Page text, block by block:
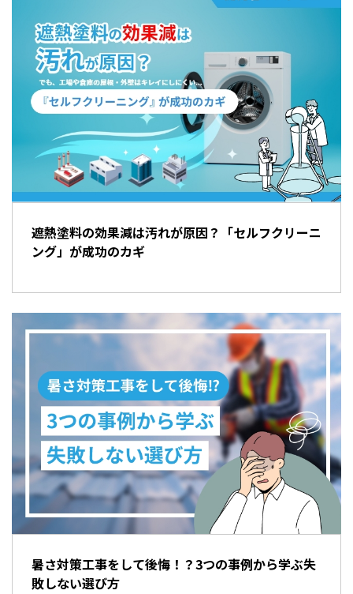
遮熱塗料の効果減は汚れが原因？「セルフクリーニ
ング」が成功のカギ
暑さ対策工事をして後悔！？3つの事例から学ぶ失
敗しない選び方